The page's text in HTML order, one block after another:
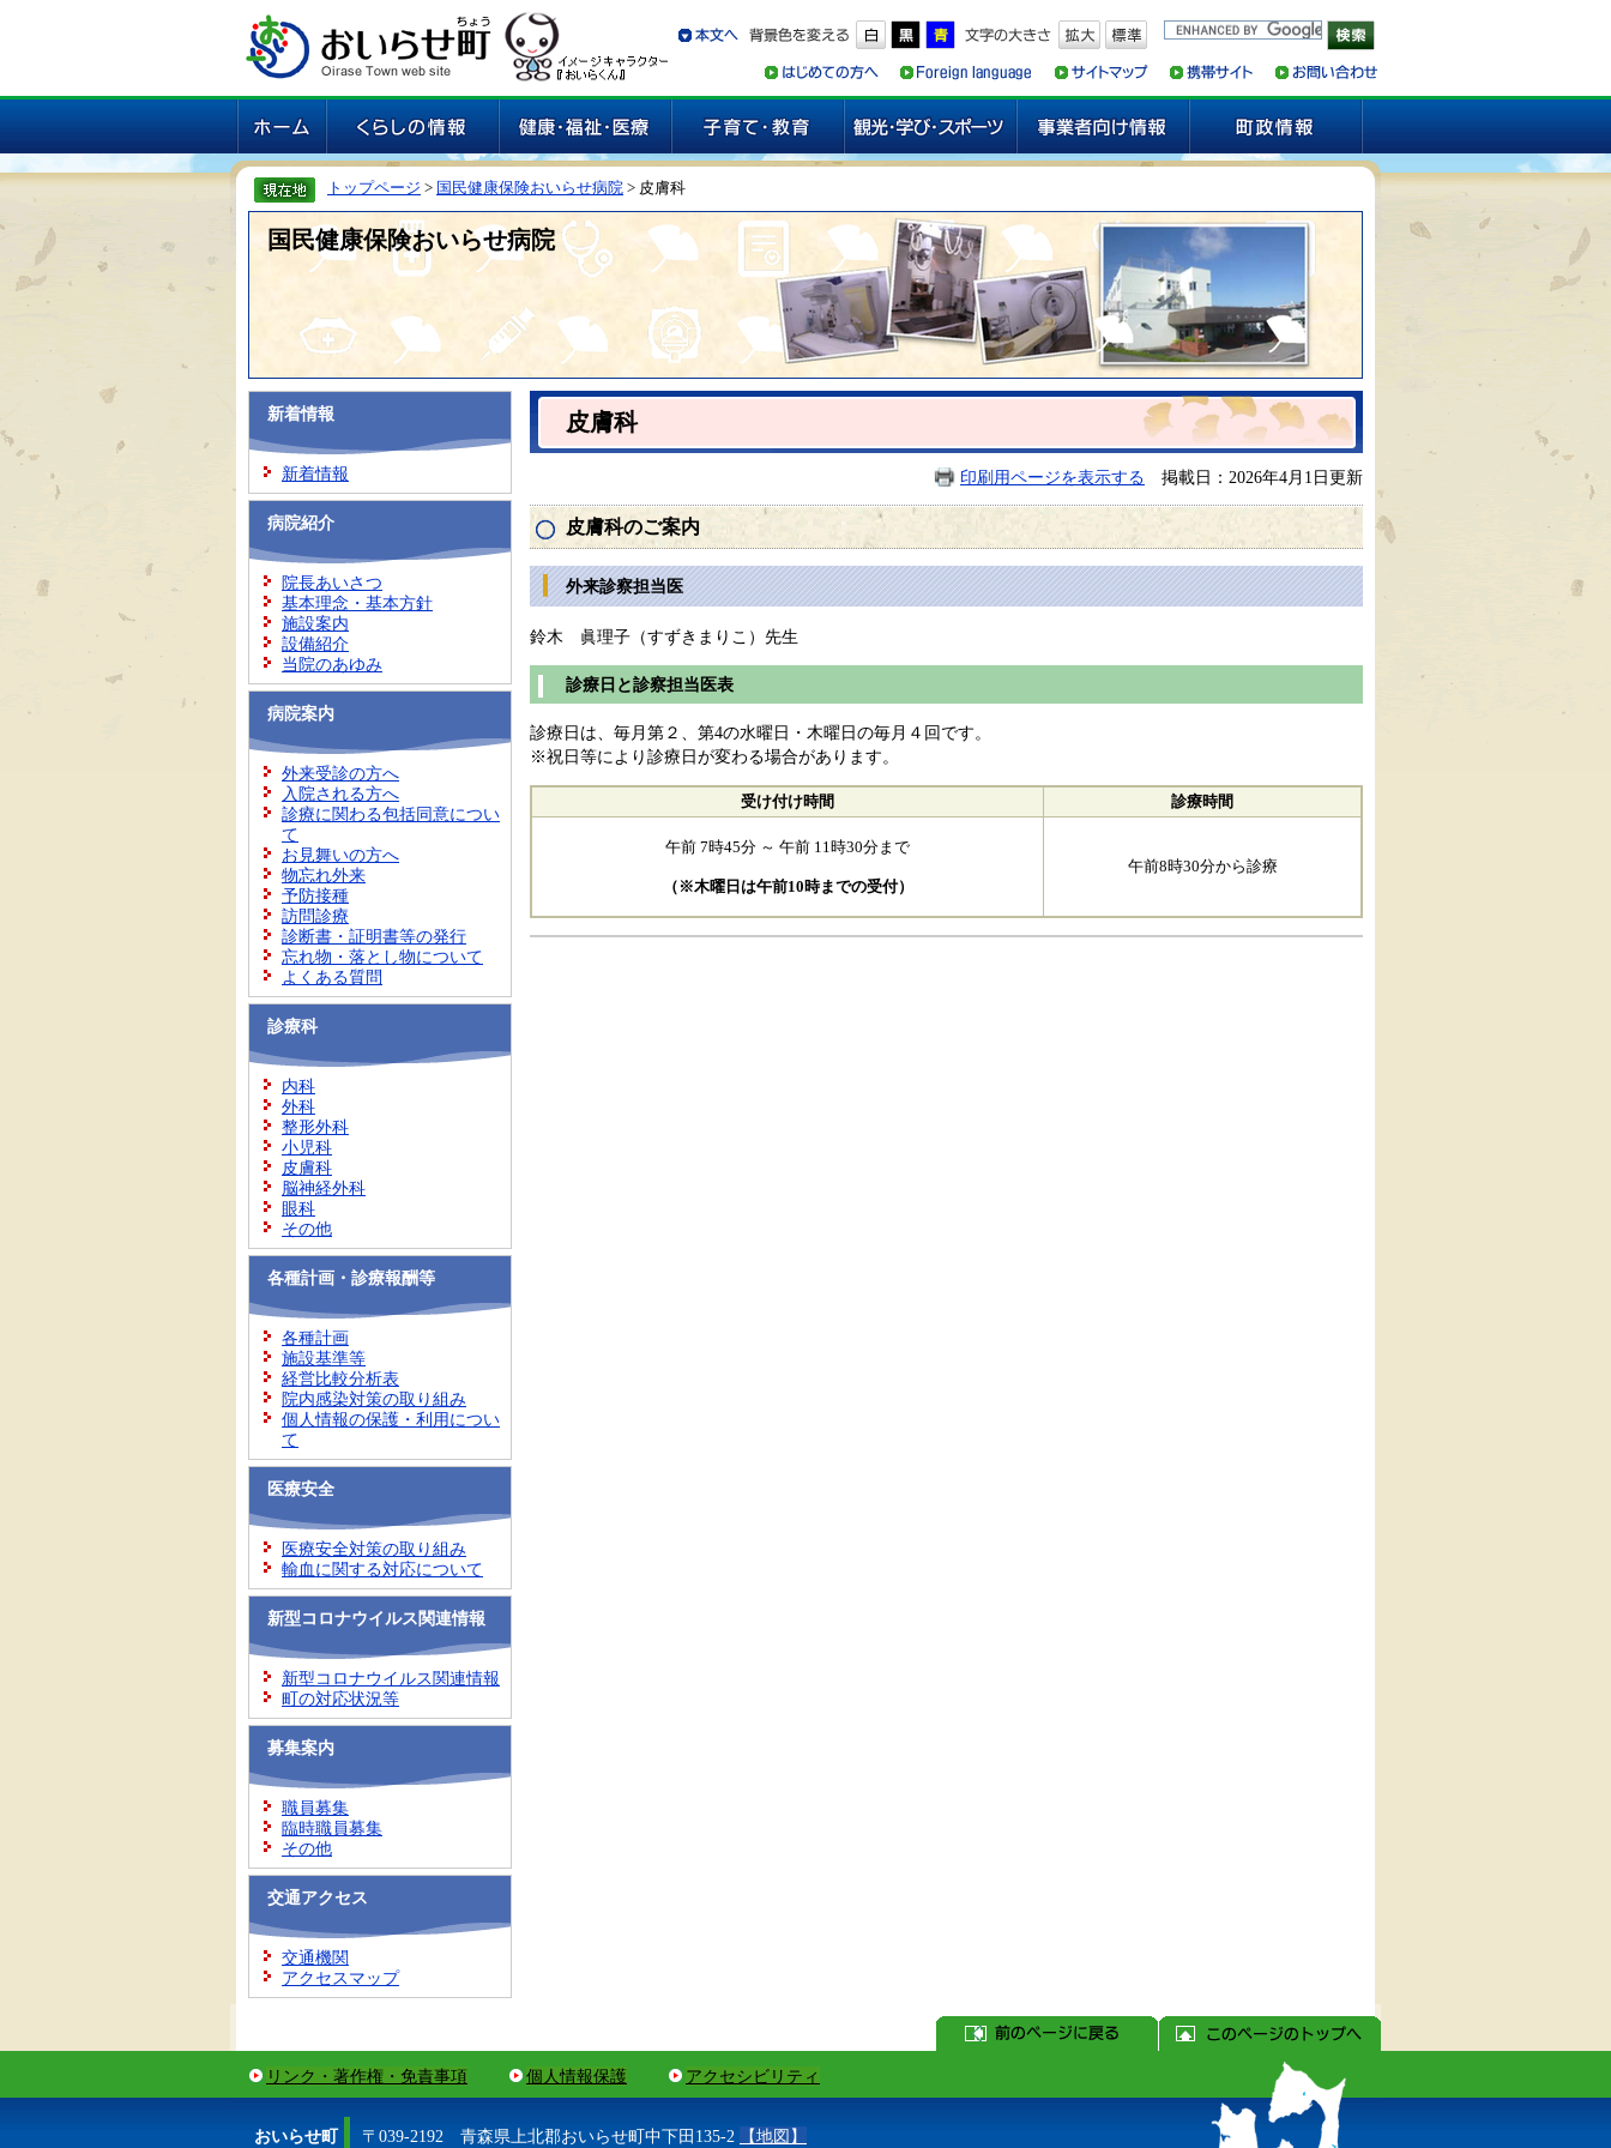
トップページ > 国民健康保険おいらせ病院 > 皮膚科
国民健康保険おいらせ病院
新着情報
新着情報
病院紹介
院長あいさつ
基本理念・基本方針
施設案内
設備紹介
当院のあゆみ
病院案内
外来受診の方へ
入院される方へ
診療に関わる包括同意につい
て
お見舞いの方へ
物忘れ外来
予防接種
訪問診療
診断書・証明書等の発行
忘れ物・落とし物について
よくある質問
診療科
内科
外科
整形外科
小児科
皮膚科
脳神経外科
眼科
その他
各種計画・診療報酬等
各種計画
施設基準等
経営比較分析表
院内感染対策の取り組み
個人情報の保護・利用につい
て
医療安全
医療安全対策の取り組み
輸血に関する対応について
新型コロナウイルス関連情報
新型コロナウイルス関連情報
町の対応状況等
募集案内
職員募集
臨時職員募集
その他
交通アクセス
交通機関
アクセスマップ
皮膚科
印刷用ページを表示する 掲載日：2026年4月1日更新
皮膚科のご案内
外来診察担当医
鈴木 眞理子（すずきまりこ）先生
診療日と診察担当医表
診療日は、毎月第２、第4の水曜日・木曜日の毎月４回です。
※祝日等により診療日が変わる場合があります。
受け付け時間 診療時間
午前 7時45分 ～ 午前 11時30分まで
（※木曜日は午前10時までの受付）
午前8時30分から診療
リンク・著作権・免責事項 個人情報保護 アクセシビリティ
おいらせ町 〒039-2192 青森県上北郡おいらせ町中下田135-2 【地図】